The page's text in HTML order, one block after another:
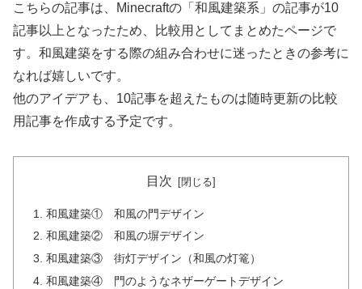
こちらの記事は、Minecraftの「和風建築系」の記事が10
記事以上となったため、比較用としてまとめたページで
す。和風建築をする際の組み合わせに迷ったときの参考に
なれば嬉しいです。
他のアイデアも、10記事を超えたものは随時更新の比較
用記事を作成する予定です。
目次
和風建築① 和風の門デザイン
和風建築② 和風の塀デザイン
和風建築③ 街灯デザイン（和風の灯篭）
和風建築④ 門のようなネザーゲートデザイン